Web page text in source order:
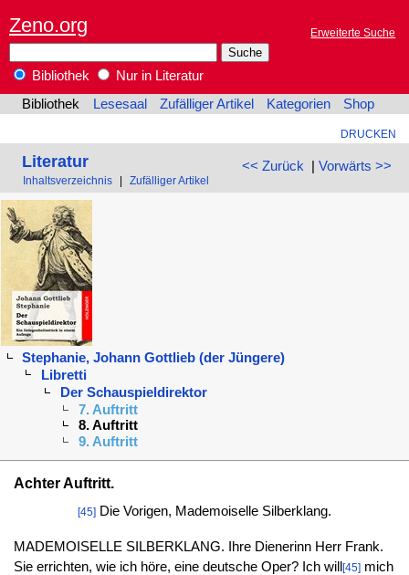
Zeno.org Erweiterte Suche
Bibliothek
Nur in Literatur
Bibliothek
Lesesaal Zufälliger Artikel Kategorien Shop
DRUCKEN
<< Zurück | Vorwärts >>
Literatur
Inhaltsverzeichnis Zufälliger Artikel
Stephanie, Johann Gottlieb (der Jüngere)
Libretti
Der Schauspieldirektor
7. Auftritt
8. Auftritt
9. Auftritt
Achter Auftritt.
[45] Die Vorigen, Mademoiselle Silberklang.
MADEMOISELLE SILBERKLANG. Ihre Dienerinn Herr Frank.
Sie errichten, wie ich höre, eine deutsche Oper? Ich will[45]mich